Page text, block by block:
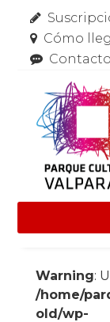
Cómo
Contacto
Warning:
/home/
old/wp-